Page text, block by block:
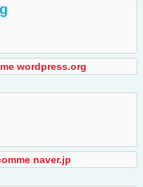
wordpress.org
naver.jp